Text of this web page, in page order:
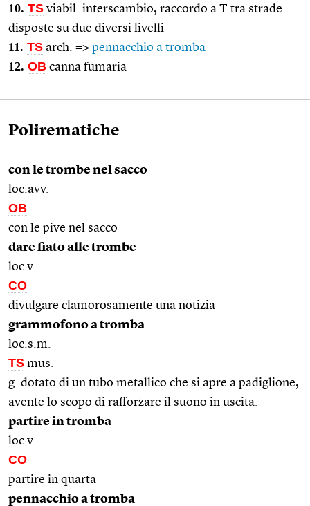
10. TS viabil. interscambio, raccordo a T tra strade
disposte su due diversi livelli
11. TS arch. => pennacchio a tromba
12. OB canna fumaria
Polirematiche
con le trombe nel sacco
loc.avv.
OB
con le pive nel sacco
dare fiato alle trombe
loc.v.
CO
divulgare clamorosamente una notizia
grammofono a tromba
loc.s.m.
TS mus.
g. dotato di un tubo metallico che si apre a padiglione,
avente lo scopo di rafforzare il suono in uscita.
partire in tromba
loc.v.
CO
partire in quarta
pennacchio a tromba